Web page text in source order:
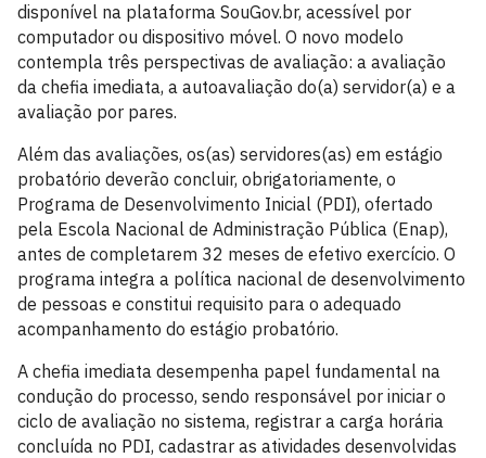
disponível na plataforma SouGov.br, acessível por
computador ou dispositivo móvel. O novo modelo
contempla três perspectivas de avaliação: a avaliação
da chefia imediata, a autoavaliação do(a) servidor(a) e a
avaliação por pares.
Além das avaliações, os(as) servidores(as) em estágio
probatório deverão concluir, obrigatoriamente, o
Programa de Desenvolvimento Inicial (PDI), ofertado
pela Escola Nacional de Administração Pública (Enap),
antes de completarem 32 meses de efetivo exercício. O
programa integra a política nacional de desenvolvimento
de pessoas e constitui requisito para o adequado
acompanhamento do estágio probatório.
A chefia imediata desempenha papel fundamental na
condução do processo, sendo responsável por iniciar o
ciclo de avaliação no sistema, registrar a carga horária
concluída no PDI, cadastrar as atividades desenvolvidas